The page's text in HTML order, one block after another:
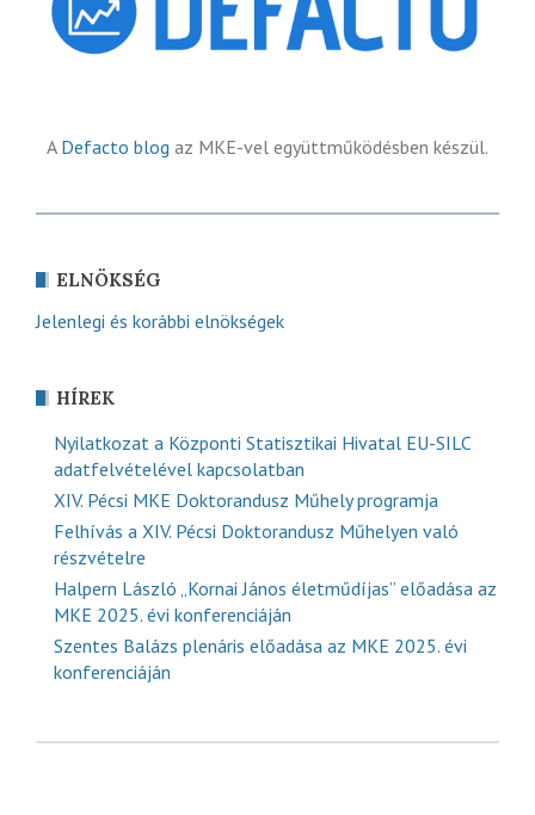
A Defacto blog az MKE-vel együttműködésben készül.
ELNÖKSÉG
Jelenlegi és korábbi elnökségek
HÍREK
Nyilatkozat a Központi Statisztikai Hivatal EU-SILC
adatfelvételével kapcsolatban
XIV. Pécsi MKE Doktorandusz Műhely programja
Felhívás a XIV. Pécsi Doktorandusz Műhelyen való
részvételre
Halpern László „Kornai János életműdíjas” előadása az
MKE 2025. évi konferenciáján
Szentes Balázs plenáris előadása az MKE 2025. évi
konferenciáján